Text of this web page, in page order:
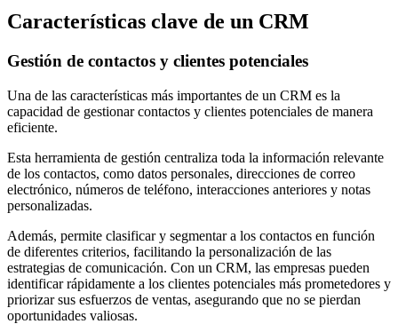
Características clave de un CRM
Gestión de contactos y clientes potenciales
Una de las características más importantes de un CRM es la
capacidad de gestionar contactos y clientes potenciales de manera
eficiente.
Esta herramienta de gestión centraliza toda la información relevante
de los contactos, como datos personales, direcciones de correo
electrónico, números de teléfono, interacciones anteriores y notas
personalizadas.
Además, permite clasificar y segmentar a los contactos en función
de diferentes criterios, facilitando la personalización de las
estrategias de comunicación. Con un CRM, las empresas pueden
identificar rápidamente a los clientes potenciales más prometedores y
priorizar sus esfuerzos de ventas, asegurando que no se pierdan
oportunidades valiosas.